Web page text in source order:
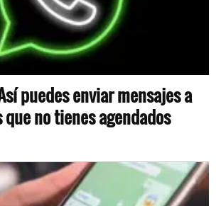
puedes enviar mensajes a
no tienes agendados